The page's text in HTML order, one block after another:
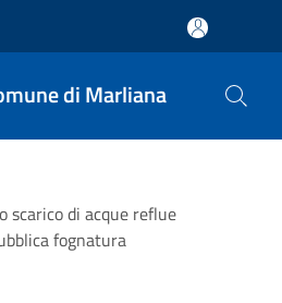
di Marliana
scarico di acque reflue
fognatura